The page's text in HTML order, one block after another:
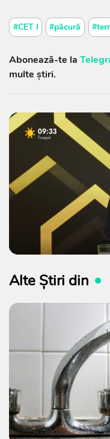
#CET I #păcură
Abonează-te la
multe știri.
Alte Știri din